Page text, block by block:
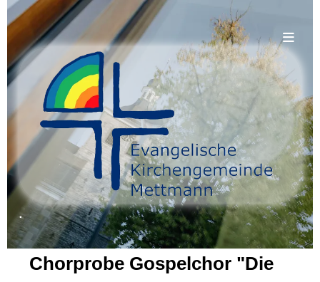
.
Chorprobe Gospelchor "Die